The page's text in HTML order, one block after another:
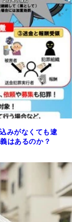
みがなくても逮
はあるのか？